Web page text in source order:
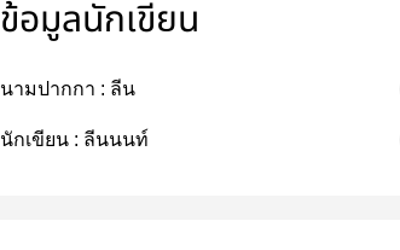
ข้อมูลนักเขียน
นามปากกา : ลีน
นักเขียน : ลีนนนท์